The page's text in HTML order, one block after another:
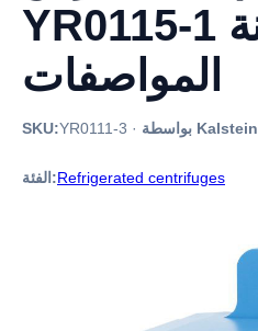
YR0115-1 مقارنة
المواصفات
SKU:YR0111-3 · بواسطة Kalstein
الفئة:Refrigerated centrifuges